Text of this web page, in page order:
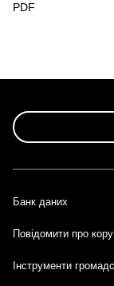
PDF
Footer
Банк даних
Повідомити про
Інструменти